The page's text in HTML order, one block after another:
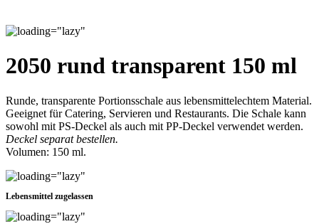
2050 rund transparent 150 ml
Runde, transparente Portionsschale aus lebensmittelechtem Material.
Geeignet für Catering, Servieren und Restaurants. Die Schale kann
sowohl mit PS-Deckel als auch mit PP-Deckel verwendet werden.
Deckel separat bestellen.
Volumen: 150 ml.
Lebensmittel zugelassen